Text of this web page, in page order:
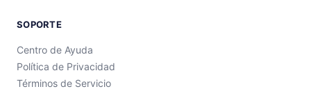
SOPORTE
Centro de Ayuda
Política de Privacidad
Términos de Servicio